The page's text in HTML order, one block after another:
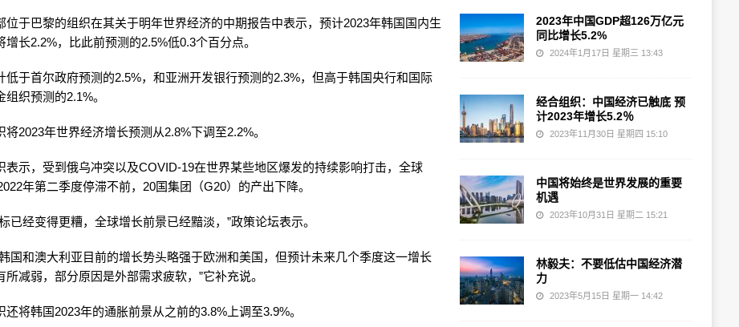
位于巴黎的组织在其关于明年世界经济的中期报告中表示，预计2023年韩国国内生
增长2.2%，比此前预测的2.5%低0.3个百分点。
低于首尔政府预测的2.5%，和亚洲开发银行预测的2.3%，但高于韩国央行和国际
组织预测的2.1%。
将2023年世界经济增长预测从2.8%下调至2.2%。
表示，受到俄乌冲突以及COVID-19在世界某些地区爆发的持续影响打击，全球
年第二季度停滞不前，20国集团（G20）的产出下降。
已经变得更糟，全球增长前景已经黯淡，”政策论坛表示。
国和澳大利亚目前的增长势头略强于欧洲和美国，但预计未来几个季度这一增长
所减弱，部分原因是外部需求疲软，”它补充说。
还将韩国2023年的通胀前景从之前的3.8%上调至3.9%。
2023年中国GDP超126万亿元
同比增长5.2%
2024年1月17日 星期三 13:43
经合组织：中国经济已触底 预
计2023年增长5.2％
2023年11月30日 星期四 15:10
中国将始终是世界发展的重要
机遇
2023年10月31日 星期二 15:21
林毅夫：不要低估中国经济潜
力
2023年5月15日 星期一 14:42